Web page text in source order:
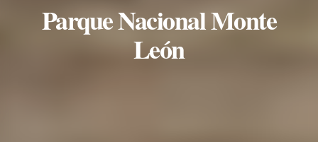
Parque Nacional Monte
León